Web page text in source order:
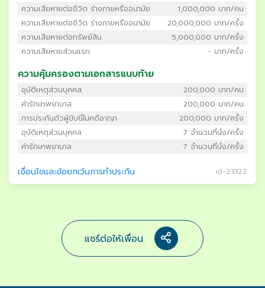
ความเสียหายต่อชีวิต ร่างกายหรืออนามัย
1,000,000 บาท/คน
ความเสียหายต่อชีวิต ร่างกายหรืออนามัย
20,000,000 บาท/ครั้ง
ความเสียหายต่อทรัพย์สิน
5,000,000 บาท/ครั้ง
ความเสียหายส่วนแรก
- บาท/ครั้ง
ความคุ้มครองตามเอกสารแนบท้าย
อุบัติเหตุส่วนบุคคล
200,000 บาท/คน
ค่ารักษาพยาบาล
200,000 บาท/คน
การประกันตัวผู้ขับขี่ในคดีอาญา
200,000 บาท/ครั้ง
อุบัติเหตุส่วนบุคคล
7 จำนวนที่นั่ง/ครั้ง
ค่ารักษาพยาบาล
7 จำนวนที่นั่ง/ครั้ง
เงื่อนไขและข้อยกเว้นการทำประกัน id-23322
แชร์ต่อให้เพื่อน